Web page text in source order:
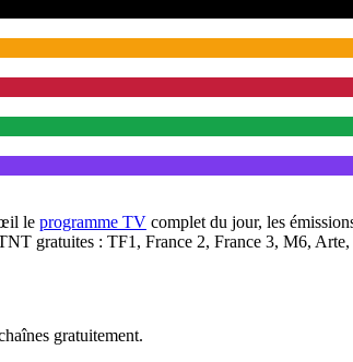
le programme TV complet du jour, les
gratuites : TF1, France 2, France 3, M6,
gratuitement.